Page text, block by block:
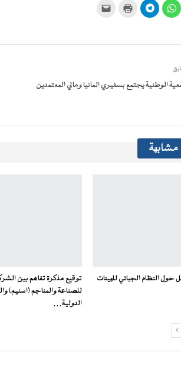
انقر
للمشاركة
على
انقر
للمشاركة
اضغط
للطباعة
جديدة)
الوطنية يجتمع بسفيري المانيا ومالي المعتمدين
حول النظام الجبائي للهيئات
توقيع مذكرة تفاهم بين
للصناعة والمناجم (اسنيم)
الدولية…